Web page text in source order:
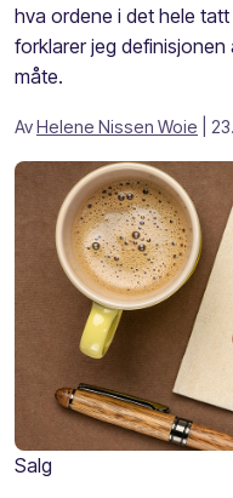
hva ordene i det hele
forklarer jeg
måte.
AvHelene Nissen Woie |
Salg